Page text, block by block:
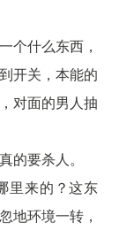
个什么东西，
开关，本能的
对面的男人抽
的要杀人。
里来的？这东
地环境一转，